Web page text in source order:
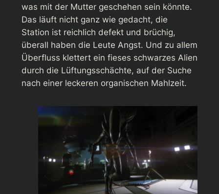
was mit der Mutter geschehen sein könnte.
Das läuft nicht ganz wie gedacht, die
Station ist reichlich defekt und brüchig,
überall haben die Leute Angst. Und zu allem
Überfluss klettert ein fieses schwarzes Alien
durch die Lüftungsschächte, auf der Suche
nach einer leckeren organischen Mahlzeit.